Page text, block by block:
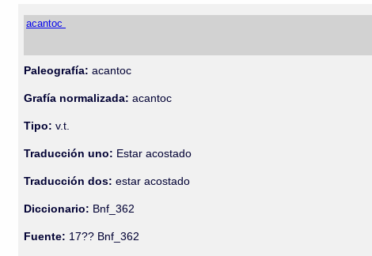
acantoc
Paleografía: acantoc
Grafía normalizada: acantoc
Tipo: v.t.
Traducción uno: Estar acostado
Traducción dos: estar acostado
Diccionario: Bnf_362
Fuente: 17?? Bnf_362